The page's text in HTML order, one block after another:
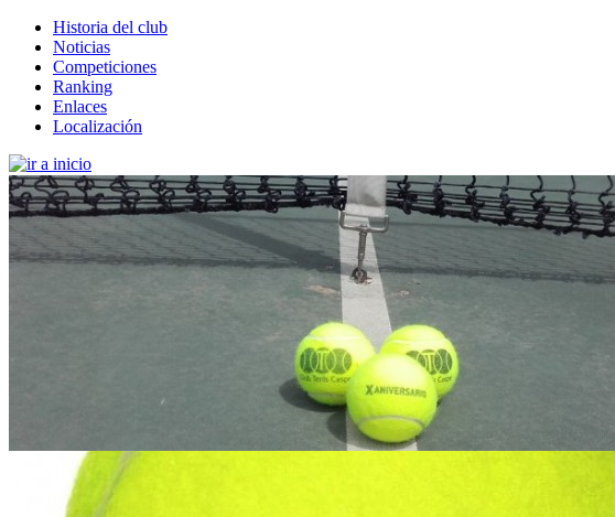
Historia del club
Noticias
Competiciones
Ranking
Enlaces
Localización